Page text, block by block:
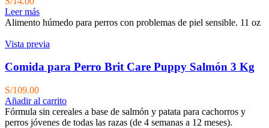
Leer más
Alimento húmedo para perros con problemas de piel sensible. 11 oz
Vista previa
Comida para Perro Brit Care Puppy Salmón 3 Kg
S/109.00
Añadir al carrito
Fórmula sin cereales a base de salmón y patata para cachorros y
perros jóvenes de todas las razas (de 4 semanas a 12 meses).